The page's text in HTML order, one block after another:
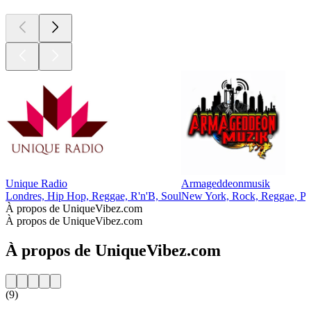
Unique Radio
Londres, Hip Hop, Reggae, R'n'B, Soul
Armageddeonmusik
New York, Rock, Reggae,
À propos de UniqueVibez.com
À propos de UniqueVibez.com
À propos de UniqueVibez.com
(9)